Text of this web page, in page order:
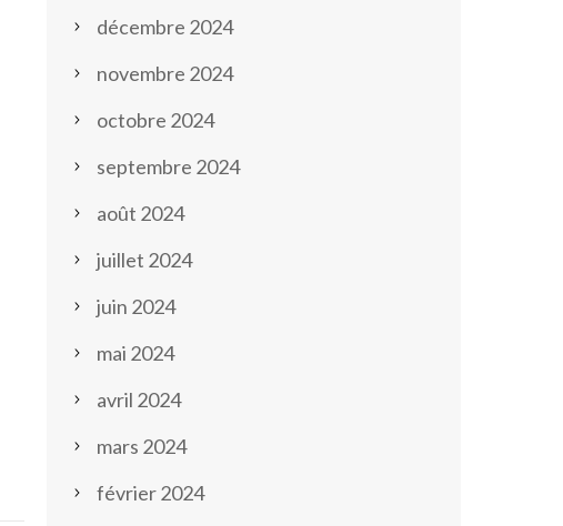
décembre 2024
novembre 2024
octobre 2024
septembre 2024
août 2024
juillet 2024
juin 2024
mai 2024
avril 2024
mars 2024
février 2024